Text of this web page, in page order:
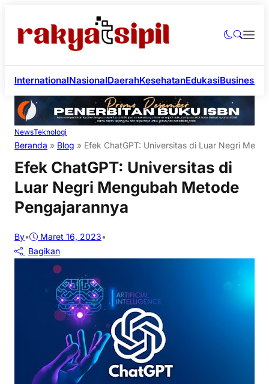
InternationalNasionalDaerahKesehatanEdukasiBusiness
NewsTeknologi
Beranda » Blog » Efek ChatGPT: Universitas di Luar Negri
Efek ChatGPT: Universitas di
Luar Negri Mengubah Metode
Pengajarannya
By• Maret 16, 2023•
Bagikan